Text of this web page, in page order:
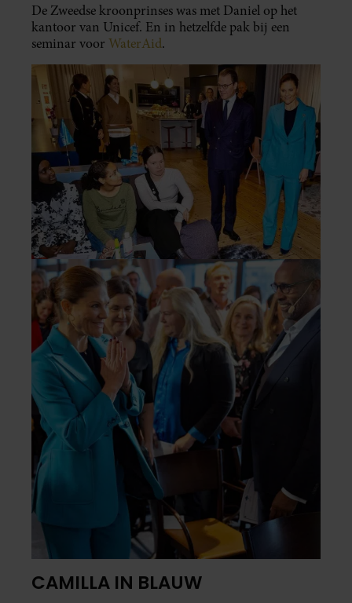
De Zweedse kroonprinses was met Daniel op het
kantoor van Unicef. En in hetzelfde pak bij een
seminar voor WaterAid.
CAMILLA IN BLAUW